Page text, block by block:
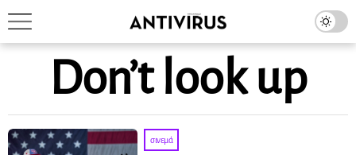
Don’t look up
σινεμά